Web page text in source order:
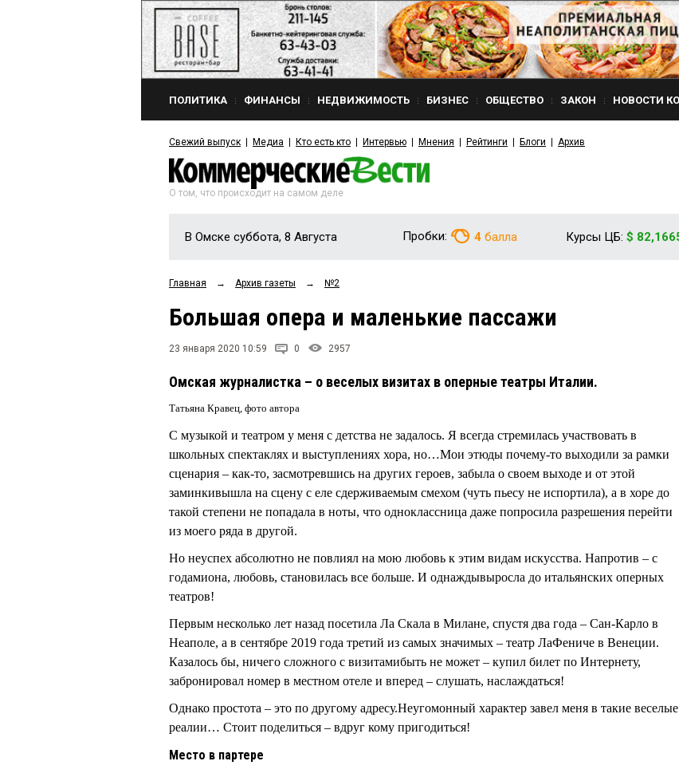
ПОЛИТИКА ФИНАНСЫ НЕДВИЖИМОСТЬ БИЗНЕС ОБЩЕСТВО ЗАКОН НОВОСТИ
Свежий выпуск Медиа Кто есть кто Интервью Мнения Рейтинги Блоги Архив
О том, что происходит на самом деле
В Омске суббота, 8 Августа Пробки: 4 балла Курсы ЦБ: $
Главная → Архив газеты → №2
Большая опера и маленькие пассажи
23 января 2020 10:59 0 2957
Омская журналистка – о веселых визитах в оперные театры Италии.
Татьяна Кравец, фото автора
С музыкой и театром у меня с детства не задалось. Я всегда стремилась участвовать в
школьных спектаклях и выступлениях хора, но…Мои этюды почему-то выходили за рамки
сценария – как-то, засмотревшись на других героев, забыла о своем выходе и от этой
заминкивышла на сцену с еле сдерживаемым смехом (чуть пьесу не испортила), а в хоре до
такой степени не попадала в ноты, что одноклассница даже попросила разрешения перейти
из моего ряда в другой.
Но неуспех абсолютно не повлиял на мою любовь к этим видам искусства. Напротив – с
годамиона, любовь, становилась все больше. И однаждывыросла до итальянских оперных
театров!
Первым несколько лет назад посетила Ла Скала в Милане, спустя два года – Сан-Карло в
Неаполе, а в сентябре 2019 года третий из самых значимых – театр ЛаФениче в Венеции.
Казалось бы, ничего сложного с визитамибыть не может – купил билет по Интернету,
забронировал номер в местном отеле и вперед – слушать, наслаждаться!
Однако простота – это по другому адресу.Неугомонный характер завел меня в такие веселые
реалии… Стоит поделиться – вдруг кому пригодиться!
Место в партере